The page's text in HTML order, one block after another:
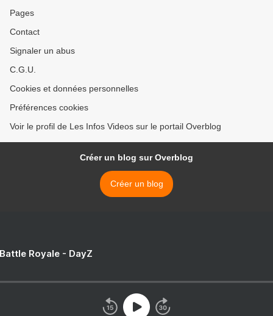
Pages
Contact
Signaler un abus
C.G.U.
Cookies et données personnelles
Préférences cookies
Voir le profil de Les Infos Videos sur le portail Overblog
Créer un blog sur Overblog
Créer un blog
Royale - DayZ